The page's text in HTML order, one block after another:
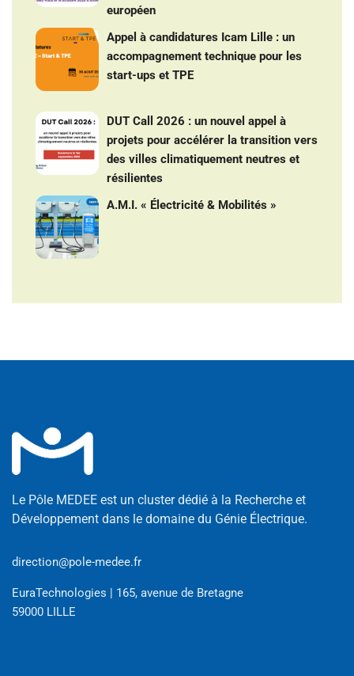
européen
Appel à candidatures Icam Lille : un
accompagnement technique pour les
start-ups et TPE
DUT Call 2026 : un nouvel appel à
projets pour accélérer la transition vers
des villes climatiquement neutres et
résilientes
A.M.I. « Électricité & Mobilités »
Le Pôle MEDEE est un cluster dédié à la Recherche et
Développement dans le domaine du Génie Électrique.
direction@pole-medee.fr
EuraTechnologies | 165, avenue de Bretagne
59000 LILLE